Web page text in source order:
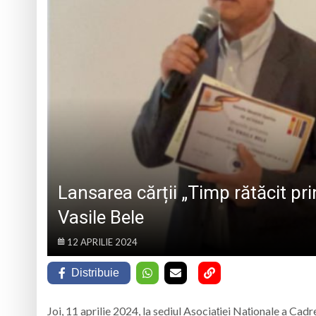
„Iancu de
Muzeul Județean
Psiholog
iar cealaltă merge
Andreea-Mihaela
Atelier de lucru
Lansarea cărții „Timp rătăcit
Vasile Bele
12 APRILIE 2024
Distribuie
Joi, 11 aprilie 2024, la sediul Asociației Naționale a